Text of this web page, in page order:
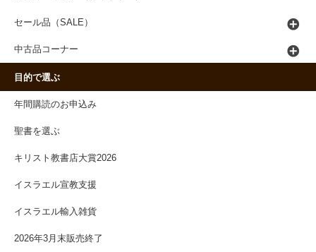
セール品（SALE）
中古品コーナー
目的で選ぶ
年間購読のお申込み
聖書を選ぶ
キリスト教書店大賞2026
イスラエル宣教支援
イスラエル輸入雑貨
2026年3月末販売終了